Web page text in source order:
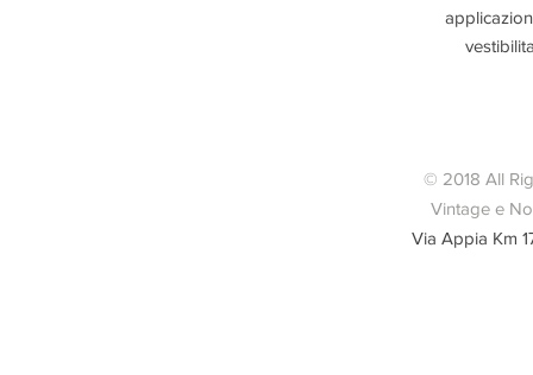
© 2018 All
Vintage e
Via Appia Km